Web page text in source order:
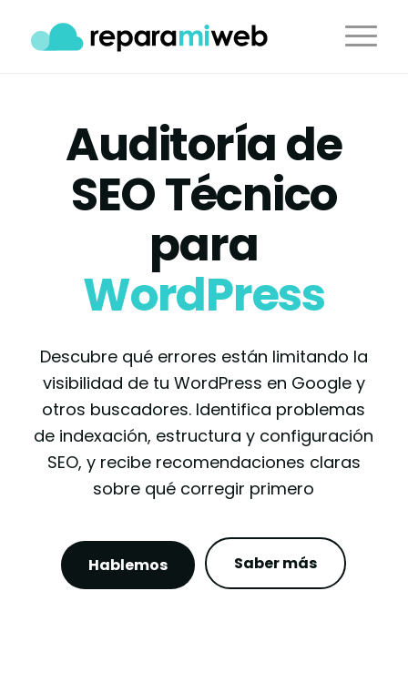
Auditoría de
SEO Técnico
para
WordPress
Descubre qué errores están limitando la
visibilidad de tu WordPress en Google y
otros buscadores. Identifica problemas
de indexación, estructura y configuración
SEO, y recibe recomendaciones claras
sobre qué corregir primero
Hablemos Saber más